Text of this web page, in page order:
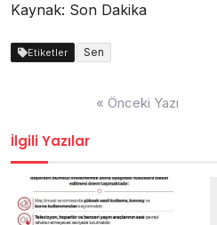
Kaynak: Son Dakika
Etiketler Sen
« Önceki Yazı
İlgili Yazılar